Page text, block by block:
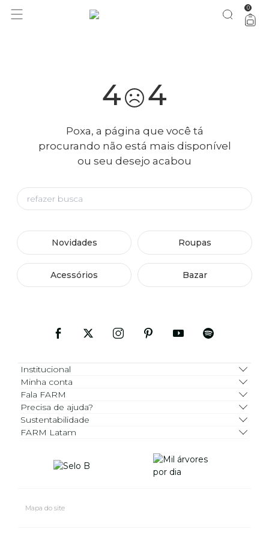
você merece 30% OFF pra comemorar com a gente aproveita! 0
4 4
Poxa, a página que você tá
procurando não está mais disponível
ou seu desejo acabou
Novidades Roupas
Acessórios Bazar
Institucional
Minha conta
Fala FARM
Precisa de ajuda?
Sustentabilidade
FARM Latam
Mapa do site